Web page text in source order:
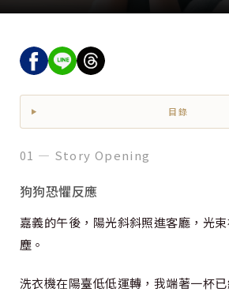
目錄
01 — Story Opening
狗狗恐懼反應
嘉義的午後，陽光斜斜照進客廳，光
塵。
洗衣機在陽臺低低運轉，我端著一杯已